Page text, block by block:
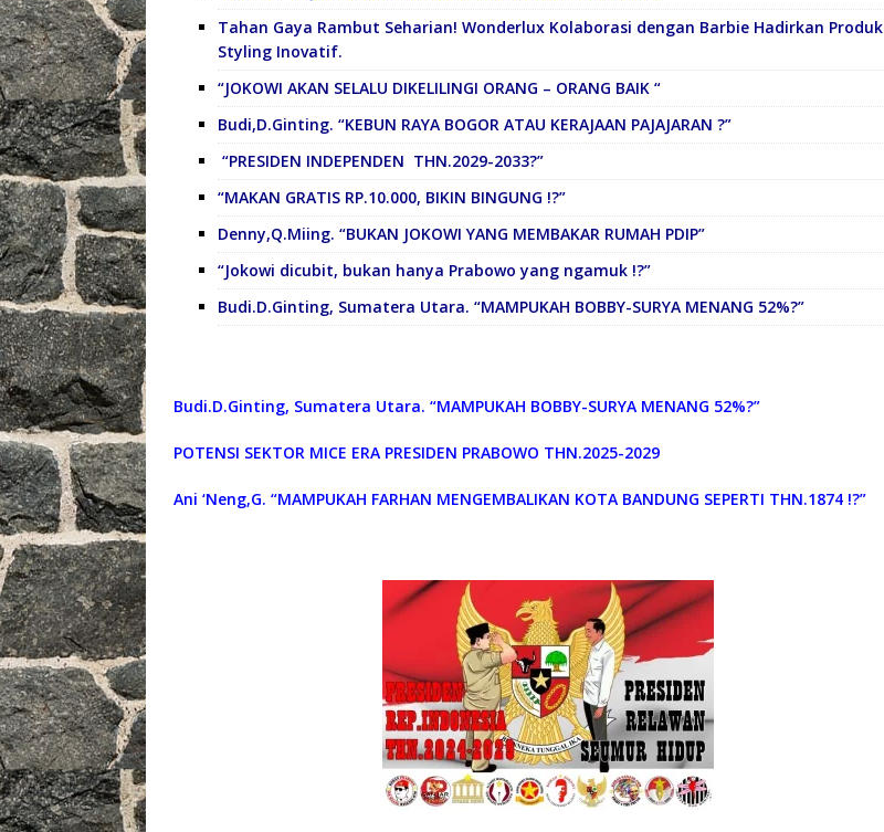
Tahan Gaya Rambut Seharian! Wonderlux Kolaborasi dengan Barbie Hadirkan Produk
Styling Inovatif.
“JOKOWI AKAN SELALU DIKELILINGI ORANG – ORANG BAIK “
Budi,D.Ginting. “KEBUN RAYA BOGOR ATAU KERAJAAN PAJAJARAN ?”
“PRESIDEN INDEPENDEN THN.2029-2033?”
“MAKAN GRATIS RP.10.000, BIKIN BINGUNG !?”
Denny,Q.Miing. “BUKAN JOKOWI YANG MEMBAKAR RUMAH PDIP”
“Jokowi dicubit, bukan hanya Prabowo yang ngamuk !?”
Budi.D.Ginting, Sumatera Utara. “MAMPUKAH BOBBY-SURYA MENANG 52%?”
Budi.D.Ginting, Sumatera Utara. “MAMPUKAH BOBBY-SURYA MENANG 52%?”
POTENSI SEKTOR MICE ERA PRESIDEN PRABOWO THN.2025-2029
Ani ‘Neng,G. “MAMPUKAH FARHAN MENGEMBALIKAN KOTA BANDUNG SEPERTI THN.1874 !?”